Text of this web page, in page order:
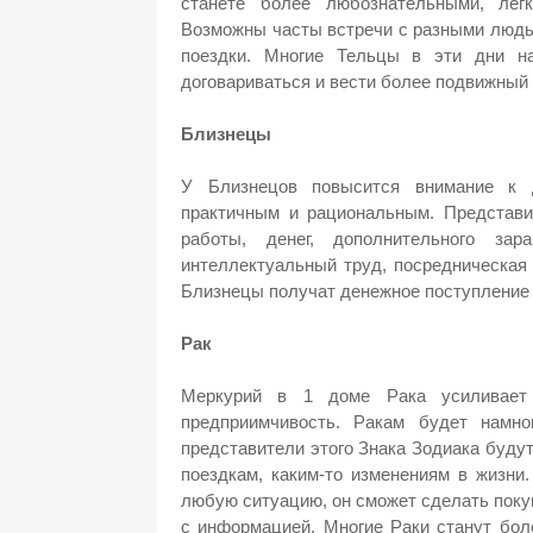
Возможны часты встречи с разными
поездки. Многие Тельцы в эти дни
договариваться и вести более
Близнецы
У Близнецов повысится внимание
практичным и рациональным.
работы, денег, дополнительного
интеллектуальный труд,
Близнецы получат денежное
Рак
Меркурий в 1 доме Рака усиливает
предприимчивость. Ракам будет
представители этого Знака Зодиака
поездкам, каким-то изменениям в
любую ситуацию, он сможет сделать
с информацией. Многие Раки станут